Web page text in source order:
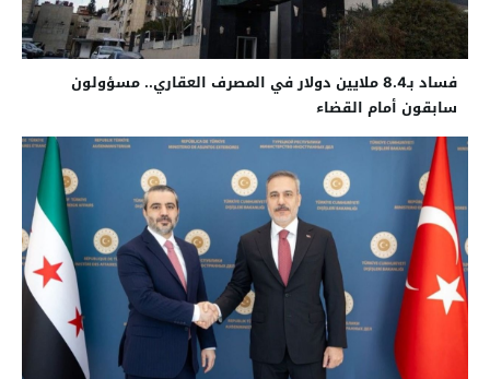
فساد بـ8.4 ملايين دولار في المصرف العقاري.. مسؤولون
سابقون أمام القضاء